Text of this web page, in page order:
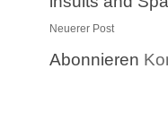
Neuerer Post
Abonnieren